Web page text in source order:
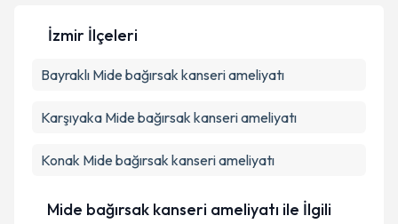
Metni'ni okudum ve kişisel verilerimin belirtilen
İzmir İlçeleri
Bayraklı Mide bağırsak kanseri ameliyatı
Karşıyaka Mide bağırsak kanseri ameliyatı
Konak Mide bağırsak kanseri ameliyatı
Mide bağırsak kanseri ameliyatı ile İlgili